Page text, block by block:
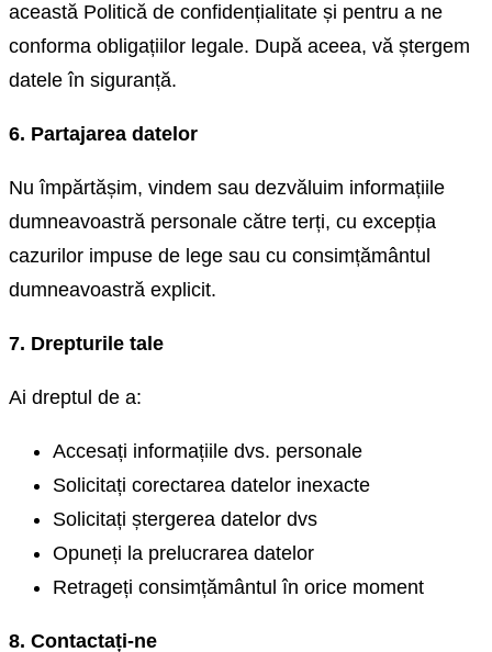
această Politică de confidențialitate și pentru a ne
conforma obligațiilor legale. După aceea, vă ștergem
datele în siguranță.
6. Partajarea datelor
Nu împărtășim, vindem sau dezvăluim informațiile
dumneavoastră personale către terți, cu excepția
cazurilor impuse de lege sau cu consimțământul
dumneavoastră explicit.
7. Drepturile tale
Ai dreptul de a:
Accesați informațiile dvs. personale
Solicitați corectarea datelor inexacte
Solicitați ștergerea datelor dvs
Opuneți la prelucrarea datelor
Retrageți consimțământul în orice moment
8. Contactați-ne